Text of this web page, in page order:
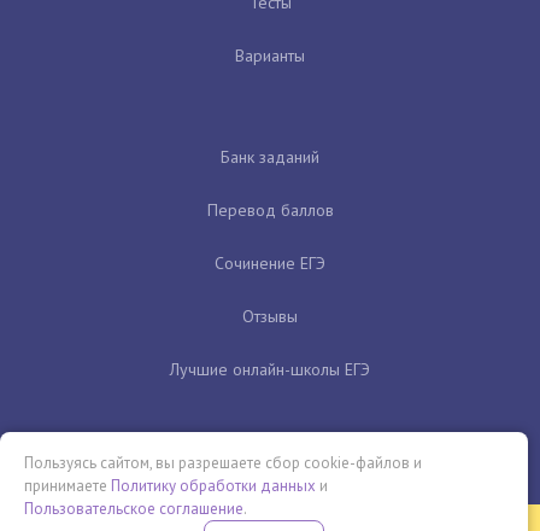
Варианты
Банк заданий
Перевод баллов
Сочинение ЕГЭ
Отзывы
Лучшие онлайн-школы ЕГЭ
Пользуясь сайтом, вы разрешаете сбор cookie-файлов и
принимаете Политику обработки данных и
Пользовательское соглашение.